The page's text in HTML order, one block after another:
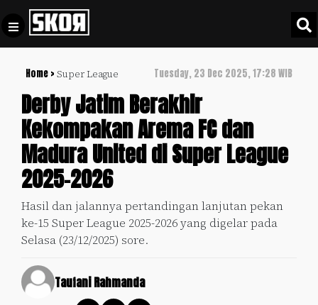
Home > Super League Tuesday, 23 Dec 2025, 17:28 WIB
Derby Jatim Berakhir
Kekompakan Arema FC dan
Madura United di Super League
2025-2026
Hasil dan jalannya pertandingan lanjutan pekan
ke-15 Super League 2025-2026 yang digelar pada
Selasa (23/12/2025) sore.
Taufani Rahmanda
Football +
Culture +
Sports
Update
+
Timnas
Indonesia
SKOR
SPECIAL
Policy
Pedoman
Pemberitaan
Media
Siber
Disclaimer
Tentang